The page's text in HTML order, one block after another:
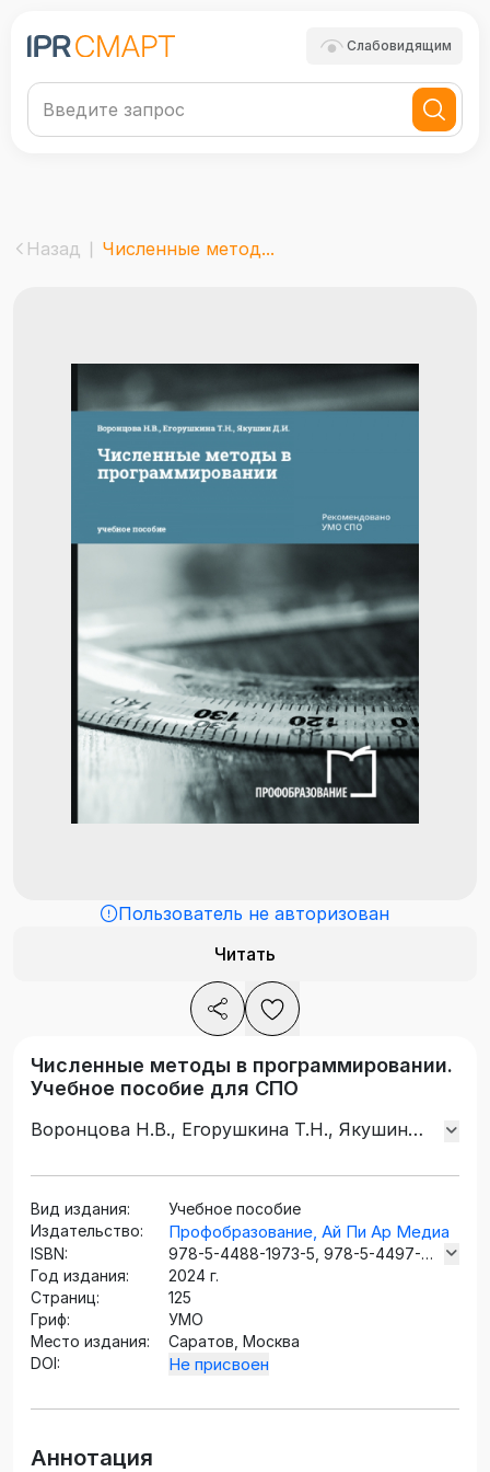
Слабовидящим
Назад Численные метод...
Пользователь не авторизован
Читать
Численные методы в программировании.
Учебное пособие для СПО
Воронцова Н.В., Егорушкина Т.Н., Якушин
Вид издания:
Учебное пособие
Издательство:
Профобразование, Ай Пи Ар Медиа
ISBN:
978-5-4488-1973-5, 978-5-4497-
2867-8
Год издания:
2024 г.
Страниц:
125
Гриф:
УМО
Место издания:
Саратов, Москва
DOI:
Не присвоен
Аннотация